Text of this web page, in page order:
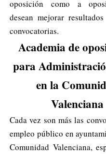
oposición como a
desean mejorar
convocatorias.
Academia de
para
en la
Valenciana
Cada vez son más las
empleo público en
Comunidad Valenciana,